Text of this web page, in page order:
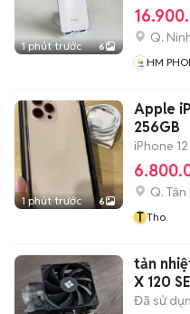
1 phút trước 6
Q.
HM
1 phút trước 6
Apple
256GB
iPhone
Q. Tân
T Tho
tản
X 120
Đã sử